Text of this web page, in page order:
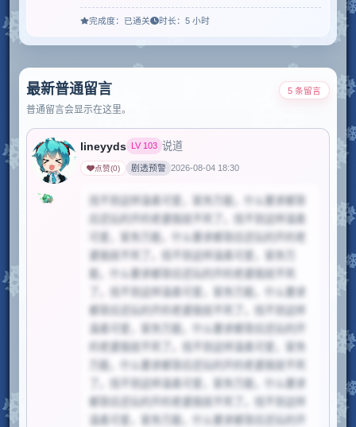
完成度： 已通关 时长： 5 小时
最新普通留言
普通留言会显示在这里。
5 条留言
lineyyds LV 103 说道
点赞(0) 剧透预警 2026-08-04 18:30
找不到这样温柔可爱，家务万能，什么要求都答
应还玩的开的老婆我就不死了。找不到这样温柔
可爱，家务万能，什么要求都答应还玩的开的老
婆我就不死了。找不到这样温柔可爱，家务万
能，什么要求都答应还玩的开的老婆我就不死
了。找不到这样温柔可爱，家务万能，什么要求
都答应还玩的开的老婆我就不死了。找不到这样
温柔可爱，家务万能，什么要求都答应还玩的开
的老婆我就不死了。找不到这样温柔可爱，家务
万能，什么要求都答应还玩的开的老婆我就不死
了。找不到这样温柔可爱，家务万能，什么要求
都答应还玩的开的老婆我就不死了。找不到这样
温柔可爱，家务万能，什么要求都答应还玩的开